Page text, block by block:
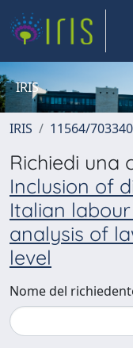
IRIS
IRIS 11564/703340
Richiedi una
Inclusion of
Italian
analysis of
level
Nome del